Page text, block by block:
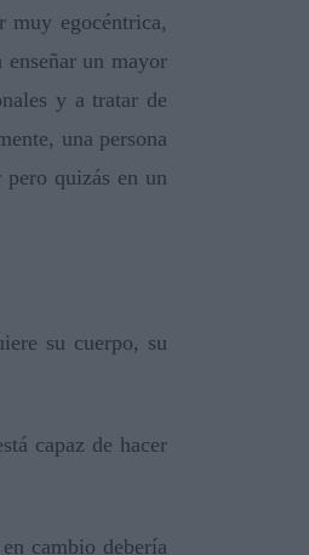
muy egocéntrica,
enseñar un mayor
y a tratar de
una persona
quizás en un
su cuerpo, su
capaz de hacer
cambio debería